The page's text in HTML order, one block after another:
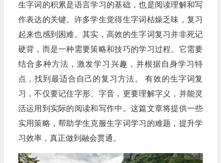
生字词的积累是语言学习的基础，也是阅读理解和写
作表达的关键。许多学生觉得生字词枯燥乏味，复习
起来也感到困难。其实，高效的生字词复习并非死记
硬背，而是一种需要策略和技巧的学习过程。它需要
结合多种方法，激发学习兴趣，并根据自身学习特
点，找到最适合自己的复习方法。 有效的生字词复
习，不仅要记住字形、字音，更要理解字义，并能灵
活运用到实际的阅读和写作中。这篇文章将提供一些
实用策略，帮助学生克服生字词学习的难题，提升学
习效率，真正做到融会贯通。